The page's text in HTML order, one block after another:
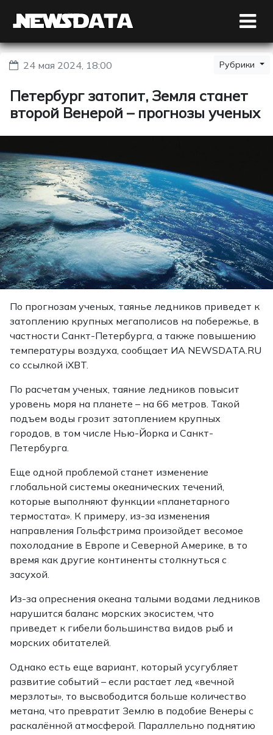
24 мая 2024, 18:00 Рубрики
Петербург затопит, Земля станет
второй Венерой – прогнозы ученых
По прогнозам ученых, таянье ледников приведет к
затоплению крупных мегаполисов на побережье, в
частности Санкт-Петербурга, а также повышению
температуры воздуха, сообщает ИА NEWSDATA.RU
со ссылкой iXBT.
По расчетам ученых, таяние ледников повысит
уровень моря на планете – на 66 метров. Такой
подъем воды грозит затоплением крупных
городов, в том числе Нью-Йорка и Санкт-
Петербурга.
Еще одной проблемой станет изменение
глобальной системы океанических течений,
которые выполняют функции «планетарного
термостата». К примеру, из-за изменения
направления Гольфстрима произойдет весомое
похолодание в Европе и Северной Америке, в то
время как другие континенты столкнуться с
засухой.
Из-за опреснения океана талыми водами ледников
нарушится баланс морских экосистем, что
приведет к гибели большинства видов рыб и
морских обитателей.
Однако есть еще вариант, который усугубляет
развитие событий – если растает лед «вечной
мерзлоты», то высвободится больше количество
метана, что превратит Землю в подобие Венеры с
раскалённой атмосферой. Параллельно поднятию